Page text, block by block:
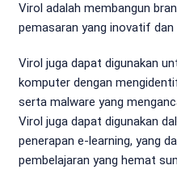
Virol adalah membangun
pemasaran yang inovatif
Virol juga dapat digunakan
komputer dengan
serta malware yang
Virol juga dapat digunakan
penerapan e-learning, yang
pembelajaran yang hemat